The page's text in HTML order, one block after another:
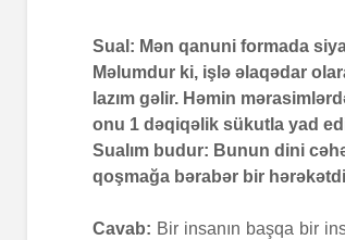
Sual: Mən qanuni formada
Məlumdur ki, işlə əlaqədar
lazım gəlir. Həmin
onu 1 dəqiqəlik sükutla yad
Sualım budur: Bunun dini
qoşmağa bərabər bir
Cavab: Bir insanın başqa bir
17 İyul 2026
30 Baxış
Səba surəsi
10 İyul 2026
7 İyul 2026